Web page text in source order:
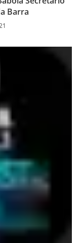
Barra